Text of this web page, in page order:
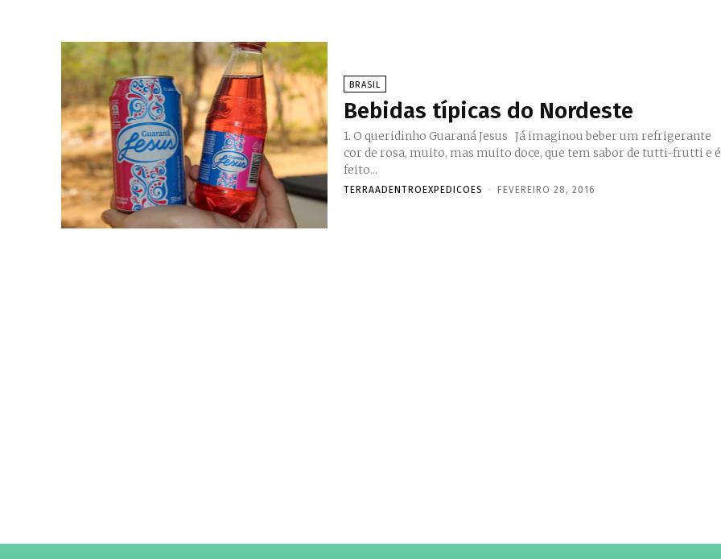
BRASIL
Bebidas típicas do Nordeste
1. O queridinho Guaraná Jesus Já imaginou beber um refrigerante
cor de rosa, muito, mas muito doce, que tem sabor de tutti-frutti e
feito...
TERRAADENTROEXPEDICOES - FEVEREIRO 28, 2016